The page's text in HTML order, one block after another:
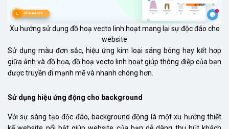
Xu hướng sử dụng đồ hoạ vecto linh hoạt mang lại sự độc đáo cho
website
Sử dụng màu đơn sắc, hiệu ứng kim loại sáng bóng hay kết hợp
giữa ảnh và đồ họa, đồ hoạ vecto linh hoạt giúp thông điệp của bạn
được truyền đi mạnh mẽ và nhanh chóng hơn.
Sử dụng hiệu ứng động cho background
Với sự sáng tạo độc đáo, background động là một xu hướng thiết